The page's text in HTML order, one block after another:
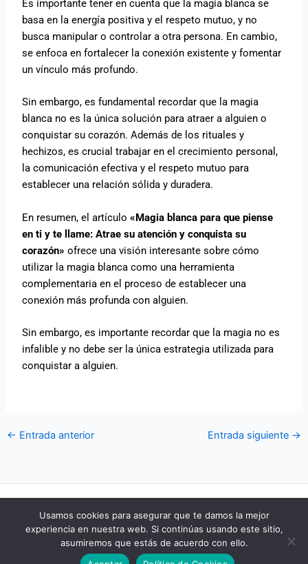
Es importante tener en cuenta que la magia blanca se
basa en la energía positiva y el respeto mutuo, y no
busca manipular o controlar a otra persona. En cambio,
se enfoca en fortalecer la conexión existente y fomentar
un vínculo más profundo.
Sin embargo, es fundamental recordar que la magia
blanca no es la única solución para atraer a alguien o
conquistar su corazón. Además de los rituales y
hechizos, es crucial trabajar en el crecimiento personal,
la comunicación efectiva y el respeto mutuo para
establecer una relación sólida y duradera.
En resumen, el artículo«Magia blanca para que piense
en ti y te llame: Atrae su atención y conquista su
corazón» ofrece una visión interesante sobre cómo
utilizar la magia blanca como una herramienta
complementaria en el proceso de establecer una
conexión más profunda con alguien.
Sin embargo, es importante recordar que la magia no es
infalible y no debe ser la única estrategia utilizada para
conquistar a alguien.
← Entrada anterior Entrada siguiente →
POLÍTICA DE PRIVACIDAD
AVISO LEGAL
CONTACTO
Usamos cookies para asegurar que te damos la mejor
experiencia en nuestra web. Si continúas usando este sitio,
asumiremos que estás de acuerdo con ello.